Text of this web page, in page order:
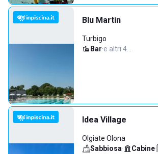
Blu Martin
Turbigo
Bar·e altri 4…
Idea Village
Olgiate Olona
Sabbiosa· Cabine·